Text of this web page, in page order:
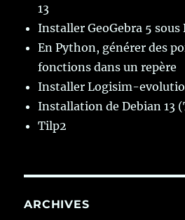
13
Installer GeoGebra 5 sous
En Python, générer des
fonctions dans un repère
Installer Logisim-
Installation de Debian 13
Tilp2
ARCHIVES